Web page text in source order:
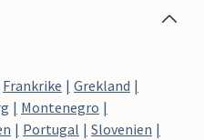
Frankrike
Grekland
Montenegro
Portugal
Slovenien